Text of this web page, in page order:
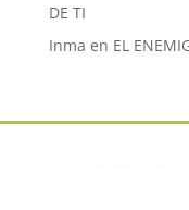
DE TI
Inma en EL